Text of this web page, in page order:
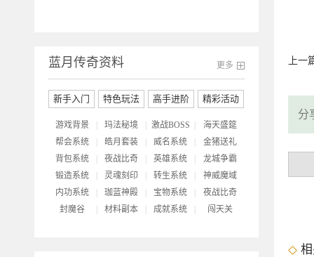
上一
分
更多
蓝月传奇资料
新手入门 特色玩法 高手进阶 精彩活动
游戏背景 玛法秘境 激战BOSS
海天盛筵
帮会系统 皓月套装 威名系统
金猪送礼
背包系统 夜战比奇 英雄系统
龙城争霸
锻造系统 灵魂刻印 转生系统
神威魔域
内功系统 珈蓝神殿 宝物系统
夜战比奇
封魔谷 材料副本 成就系统 闯天关